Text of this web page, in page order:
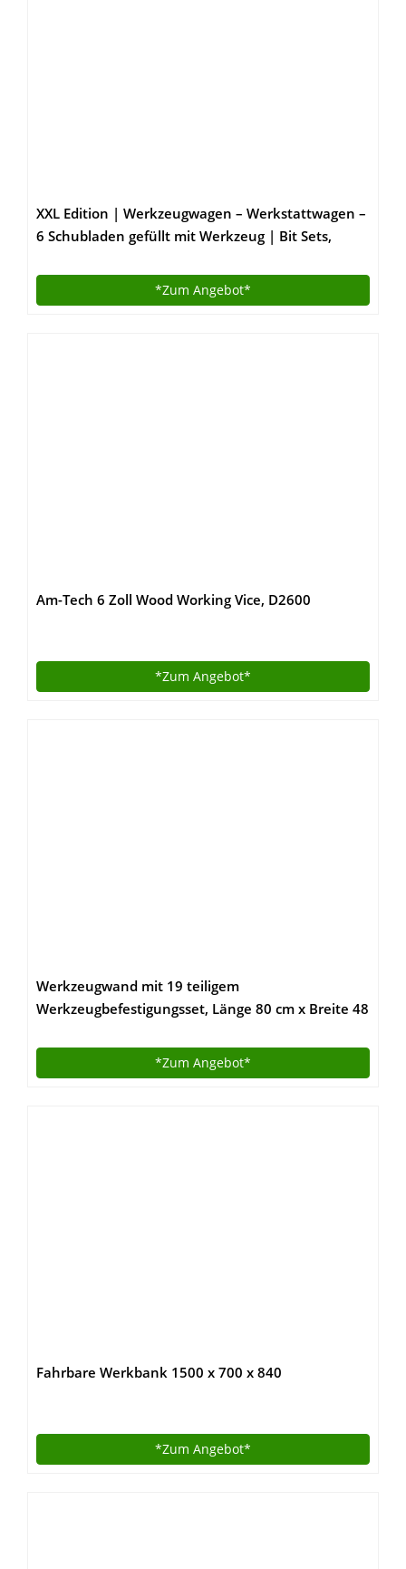
XXL Edition | Werkzeugwagen – Werkstattwagen –
6 Schubladen gefüllt mit Werkzeug | Bit Sets,
*Zum Angebot*
Am-Tech 6 Zoll Wood Working Vice, D2600
*Zum Angebot*
Werkzeugwand mit 19 teiligem
Werkzeugbefestigungsset, Länge 80 cm x Breite 48
*Zum Angebot*
Fahrbare Werkbank 1500 x 700 x 840
*Zum Angebot*